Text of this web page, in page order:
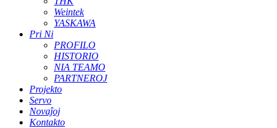
Weintek
YASKAWA
Pri Ni
PROFILO
HISTORIO
NIA TEAMO
PARTNEROJ
Projekto
Servo
Novaĵoj
Kontakto